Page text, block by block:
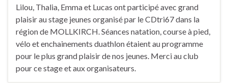
Lilou, Thalia, Emma et Lucas ont participé avec grand
plaisir au stage jeunes organisé par le CDtri67 dans la
région de MOLLKIRCH. Séances natation, course à pied,
vélo et enchainements duathlon étaient au programme
pour le plus grand plaisir de nos jeunes. Merci au club
pour ce stage et aux organisateurs.